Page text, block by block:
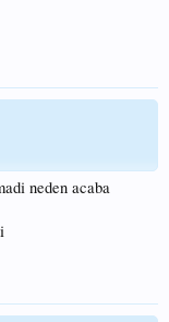
neden acaba